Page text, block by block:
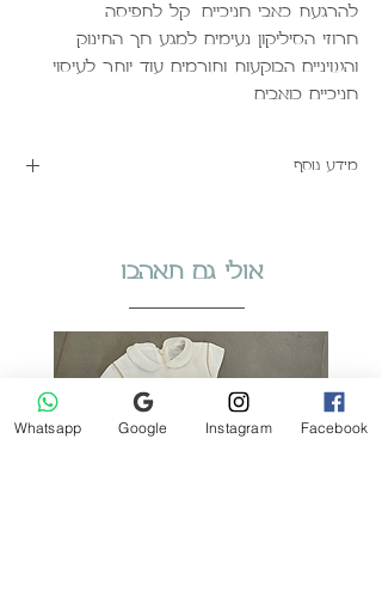
להרגעת כאבי חניכיים. קל לתפיסה.
חרוזי הסיליקון נעימים למגע חך התינוק
והשיניים הבוקעות ותורמים עוד יותר לעיסוי
חניכיים כואבים.
מידע נוסף
אולי גם תאהבו
Whatsapp Google Instagram Facebook